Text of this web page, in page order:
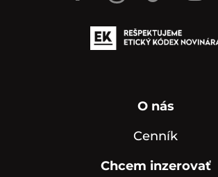
O nás
Cenník
Chcem inzerovať